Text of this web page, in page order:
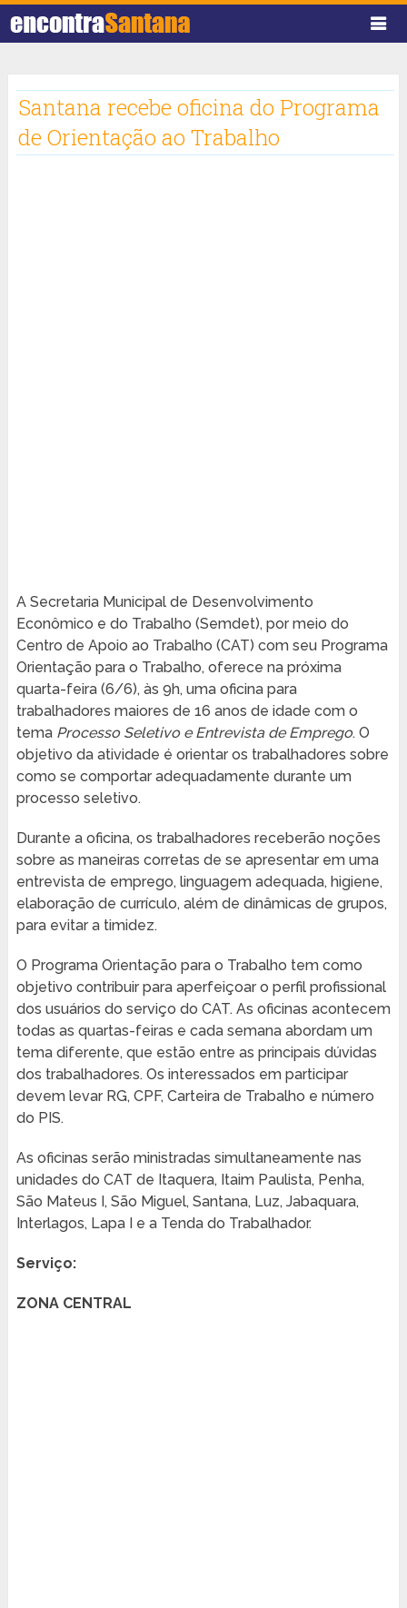
Santana recebe oficina do Programa
de Orientação ao Trabalho
A Secretaria Municipal de Desenvolvimento
Econômico e do Trabalho (Semdet), por meio do
Centro de Apoio ao Trabalho (CAT) com seu Programa
Orientação para o Trabalho, oferece na próxima
quarta-feira (6/6), às 9h, uma oficina para
trabalhadores maiores de 16 anos de idade com o
tema Processo Seletivo e Entrevista de Emprego. O
objetivo da atividade é orientar os trabalhadores sobre
como se comportar adequadamente durante um
processo seletivo.
Durante a oficina, os trabalhadores receberão noções
sobre as maneiras corretas de se apresentar em uma
entrevista de emprego, linguagem adequada, higiene,
elaboração de currículo, além de dinâmicas de grupos,
para evitar a timidez.
O Programa Orientação para o Trabalho tem como
objetivo contribuir para aperfeiçoar o perfil profissional
dos usuários do serviço do CAT. As oficinas acontecem
todas as quartas-feiras e cada semana abordam um
tema diferente, que estão entre as principais dúvidas
dos trabalhadores. Os interessados em participar
devem levar RG, CPF, Carteira de Trabalho e número
do PIS.
As oficinas serão ministradas simultaneamente nas
unidades do CAT de Itaquera, Itaim Paulista, Penha,
São Mateus I, São Miguel, Santana, Luz, Jabaquara,
Interlagos, Lapa I e a Tenda do Trabalhador.
Serviço:
ZONA CENTRAL